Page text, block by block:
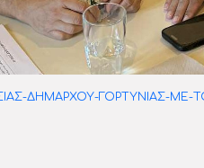
ΔΗΜΑΡΧΟΥ-ΓΟΡΤΥΝΙΑΣ-ΜΕ-